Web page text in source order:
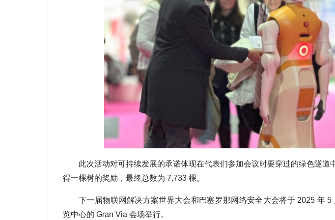
此次活动对可持续发展的承诺体现在代表们参加会议时要穿过的绿色隧道
得一棵树的奖励，最终总数为 7,733 棵。
下一届物联网解决方案世界大会和巴塞罗那网络安全大会将于 2025 年 5
览中心的 Gran Via 会场举行。